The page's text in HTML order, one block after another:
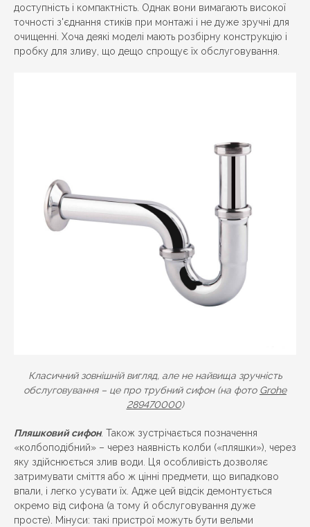
доступність і компактність. Однак вони вимагають високої
точності з'єднання стиків при монтажі і не дуже зручні для
очищенні. Хоча деякі моделі мають розбірну конструкцію і
пробку для зливу, що дещо спрощує їх обслуговування.
Класичний зовнішній вигляд, але не найвища зручність
обслуговування – це про трубний сифон (на фото Grohe
289470000)
Пляшковий сифон. Також зустрічається позначення
«колбоподібний» – через наявність колби («пляшки»), через
яку здійснюється злив води. Ця особливість дозволяє
затримувати сміття або ж цінні предмети, що випадково
впали, і легко усувати їх. Адже цей відсік демонтується
окремо від сифона (а тому й обслуговування дуже
просте). Мінуси: такі пристрої можуть бути вельми